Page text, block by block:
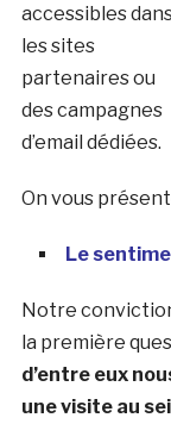
accessibles
les sites
partenaires ou
des campagnes
d’email dédiées.
On vous
Le
Notre
la première
d’entre eux
une visite au